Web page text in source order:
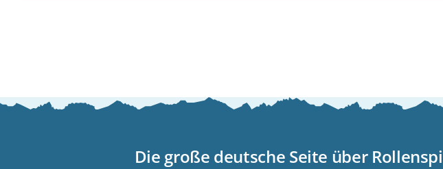
Die große deutsche Seite über